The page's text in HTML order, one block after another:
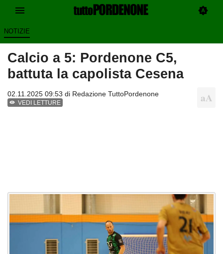
NOTIZIE
Calcio a 5: Pordenone C5,
battuta la capolista Cesena
02.11.2025 09:53 di Redazione TuttoPordenone
VEDI LETTURE